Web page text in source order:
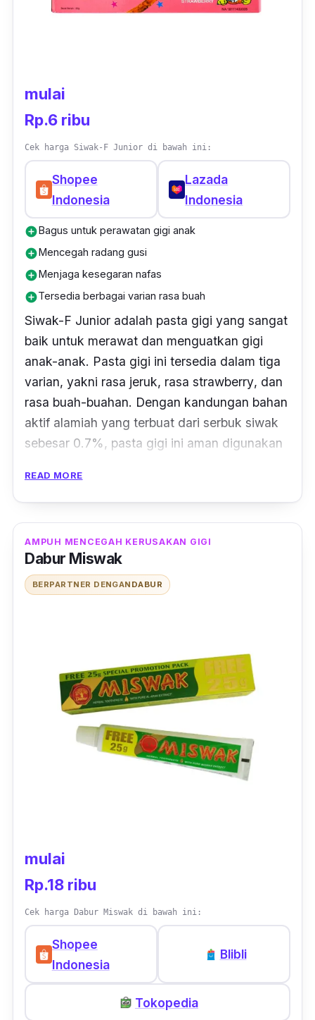
mulai
Rp.6 ribu
Cek harga Siwak-F Junior di bawah ini:
Shopee
Indonesia
Lazada
Indonesia
add_circleBagus untuk perawatan gigi anak
add_circleMencegah radang gusi
add_circleMenjaga kesegaran nafas
add_circleTersedia berbagai varian rasa buah
Siwak-F Junior adalah pasta gigi yang sangat
baik untuk merawat dan menguatkan gigi
anak-anak. Pasta gigi ini tersedia dalam tiga
varian, yakni rasa jeruk, rasa strawberry, dan
rasa buah-buahan. Dengan kandungan bahan
aktif alamiah yang terbuat dari serbuk siwak
sebesar 0.7%, pasta gigi ini aman digunakan
Pasta gigi ini dapat membantu mereduksi
karang pada gigi, mencegah radang di gusi,
dan mencegah gigi berlubang. Selain itu,
Siwak-F Junior ini juga mampu menjaga
kesegaran nafas si kecil.
READ MORE
AMPUH MENCEGAH KERUSAKAN GIGI
Dabur Miswak
BERPARTNER DENGAN DABUR
mulai
Rp.18 ribu
Cek harga Dabur Miswak di bawah ini:
Shopee
Indonesia
Blibli
Tokopedia